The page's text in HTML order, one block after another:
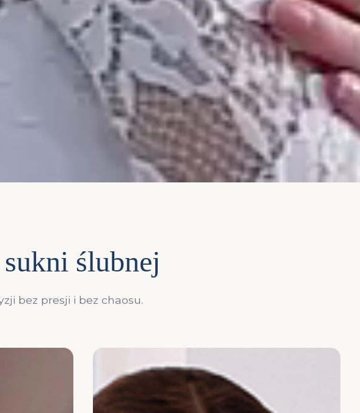
ślubnej
bez presji i bez chaosu.